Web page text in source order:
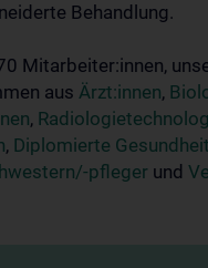
Behandlung.
Mitarbeiter:innen,
aus Ärzt:innen,
,
, Diplomierte
pfleger und